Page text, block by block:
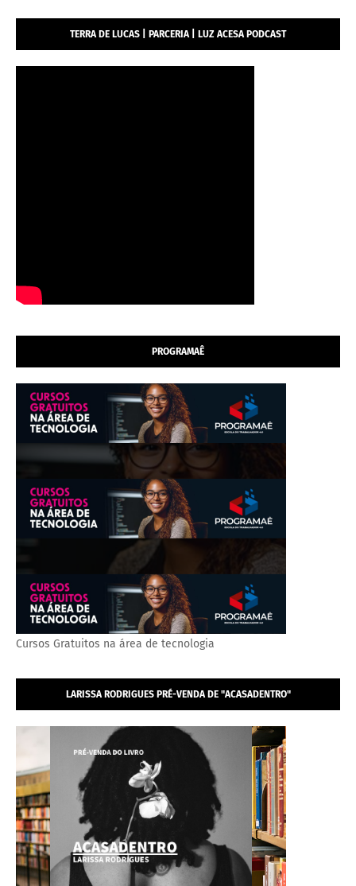
TERRA DE LUCAS | PARCERIA | LUZ ACESA PODCAST
PROGRAMAÊ
Cursos Gratuitos na área de tecnologia
LARISSA RODRIGUES PRÉ-VENDA DE "ACASADENTRO"